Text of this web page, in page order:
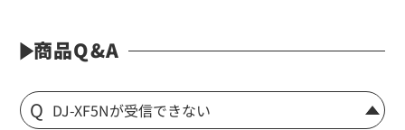
商品Q&A
DJ-XF5Nが受信できない